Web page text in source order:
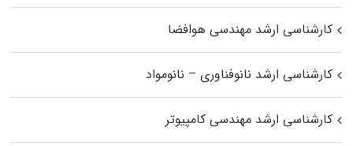
کارشناسی ارشد مهندسی هوافضا
کارشناسی ارشد نانوفناوری – نانومواد
کارشناسی ارشد مهندسی کامپیوتر